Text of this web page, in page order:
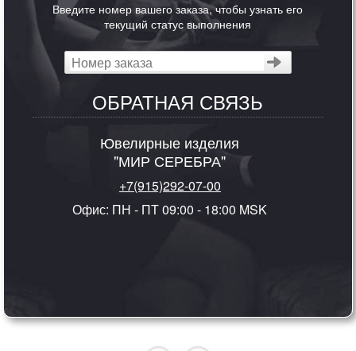
Введите номер вашего заказа, чтобы узнать его
текущий статус выполнения
ОБРАТНАЯ СВЯЗЬ
Ювелирные изделия
"МИР СЕРЕБРА"
+7(915)292-07-00
Офис: ПН - ПТ 09:00 - 18:00 MSK